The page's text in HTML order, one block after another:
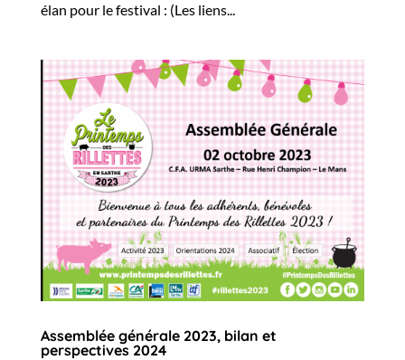
élan pour le festival : (Les liens...
Assemblée générale 2023, bilan et
perspectives 2024